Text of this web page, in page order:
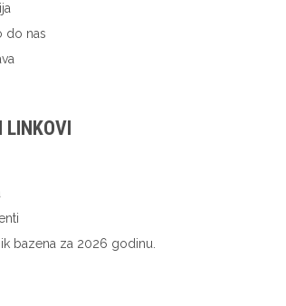
do nas
LINKOVI
bazena za 2026 godinu.